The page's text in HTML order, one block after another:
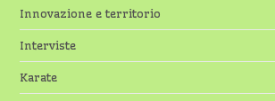
Innovazione e territorio
Interviste
Karate